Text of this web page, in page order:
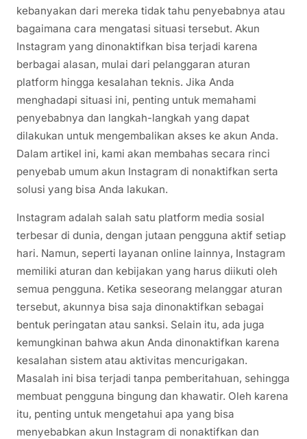
kebanyakan dari mereka tidak tahu penyebabnya atau
bagaimana cara mengatasi situasi tersebut. Akun
Instagram yang dinonaktifkan bisa terjadi karena
berbagai alasan, mulai dari pelanggaran aturan
platform hingga kesalahan teknis. Jika Anda
menghadapi situasi ini, penting untuk memahami
penyebabnya dan langkah-langkah yang dapat
dilakukan untuk mengembalikan akses ke akun Anda.
Dalam artikel ini, kami akan membahas secara rinci
penyebab umum akun Instagram di nonaktifkan serta
solusi yang bisa Anda lakukan.
Instagram adalah salah satu platform media sosial
terbesar di dunia, dengan jutaan pengguna aktif setiap
hari. Namun, seperti layanan online lainnya, Instagram
memiliki aturan dan kebijakan yang harus diikuti oleh
semua pengguna. Ketika seseorang melanggar aturan
tersebut, akunnya bisa saja dinonaktifkan sebagai
bentuk peringatan atau sanksi. Selain itu, ada juga
kemungkinan bahwa akun Anda dinonaktifkan karena
kesalahan sistem atau aktivitas mencurigakan.
Masalah ini bisa terjadi tanpa pemberitahuan, sehingga
membuat pengguna bingung dan khawatir. Oleh karena
itu, penting untuk mengetahui apa yang bisa
menyebabkan akun Instagram di nonaktifkan dan